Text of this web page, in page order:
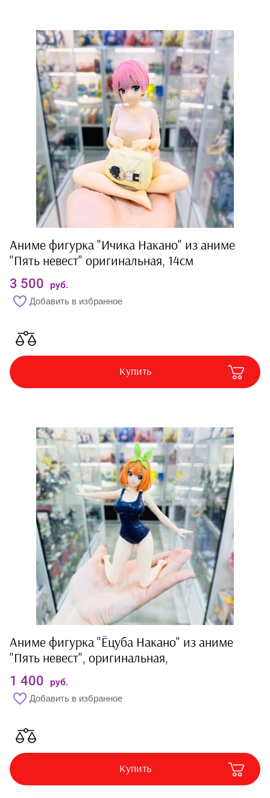
Парики
Костюмы
Японская школьная
форма
Ушки и ободки
Косметика
Маски
Лапки
Хвостики
Обувь
Брелоки и подвески
Кружки
Коврики для мыши
Наушники
Зонты
Перчатки
Ремни
Часы
Чехлы и подставки
на телефон
Карточки и другое
Заглушки |
Подвески на
Подарочные
Карты
Аниме фигурка "Ичика Накано" из аниме
"Пять невест" оригинальная, 14см
3 500 руб.
Добавить в избранное
Купить
Аниме фигурка "Ёцуба Накано" из аниме
"Пять невест", оригинальная,
1 400 руб.
Добавить в избранное
Купить